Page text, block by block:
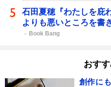
石田夏穂『わたしを庇
よりも悪いところを書
Book Bang
おす
創作に